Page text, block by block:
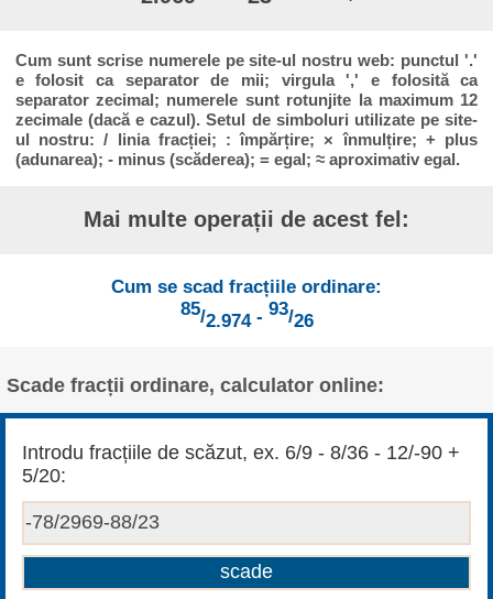
Cum sunt scrise numerele pe site-ul nostru web: punctul '.'
e folosit ca separator de mii; virgula ',' e folosită ca
separator zecimal; numerele sunt rotunjite la maximum 12
zecimale (dacă e cazul). Setul de simboluri utilizate pe site-
ul nostru: / linia fracției; : împărțire; × înmulțire; + plus
(adunarea); - minus (scăderea); = egal; ≈ aproximativ egal.
Mai multe operații de acest fel:
Cum se scad fracțiile ordinare:
85/2.974 - 93/26
Scade fracții ordinare, calculator online:
Introdu fracțiile de scăzut, ex. 6/9 - 8/36 - 12/-90 +
5/20: